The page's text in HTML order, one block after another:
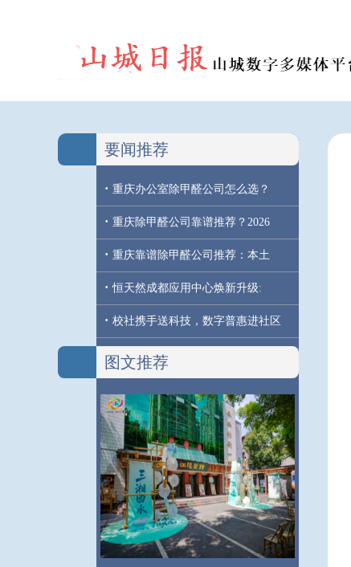
要闻推荐
· 重庆办公室除甲醛公司怎么选？
· 重庆除甲醛公司靠谱推荐？2026
· 重庆靠谱除甲醛公司推荐：本土
· 恒天然成都应用中心焕新升级:
· 校社携手送科技，数字普惠进社区
图文推荐